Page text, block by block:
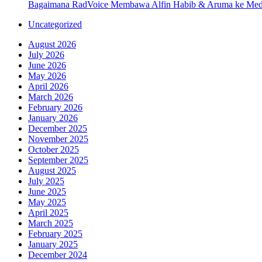
Bagaimana RadVoice Membawa Alfin Habib & Aruma ke
Uncategorized
August 2026
July 2026
June 2026
May 2026
April 2026
March 2026
February 2026
January 2026
December 2025
November 2025
October 2025
September 2025
August 2025
July 2025
June 2025
May 2025
April 2025
March 2025
February 2025
January 2025
December 2024